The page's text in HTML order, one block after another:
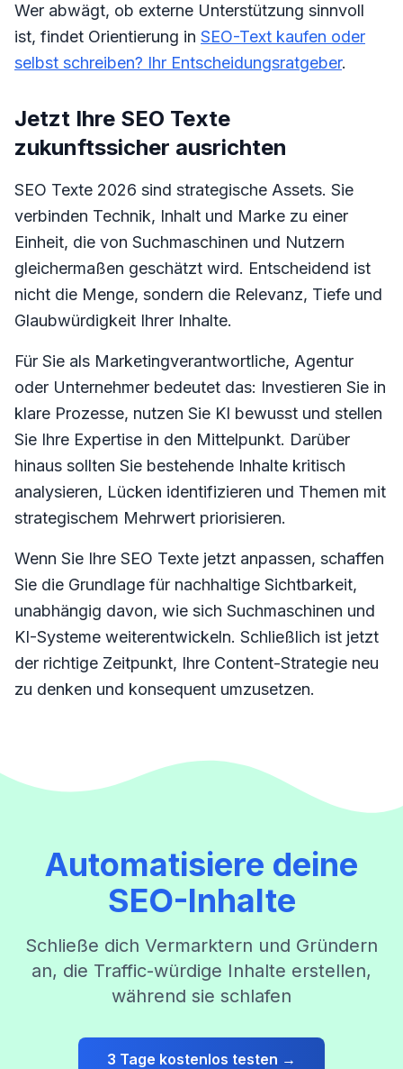
Wer abwägt, ob externe Unterstützung sinnvoll
ist, findet Orientierung in SEO-Text kaufen oder
selbst schreiben? Ihr Entscheidungsratgeber.
Jetzt Ihre SEO Texte
zukunftssicher ausrichten
SEO Texte 2026 sind strategische Assets. Sie
verbinden Technik, Inhalt und Marke zu einer
Einheit, die von Suchmaschinen und Nutzern
gleichermaßen geschätzt wird. Entscheidend ist
nicht die Menge, sondern die Relevanz, Tiefe und
Glaubwürdigkeit Ihrer Inhalte.
Für Sie als Marketingverantwortliche, Agentur
oder Unternehmer bedeutet das: Investieren Sie in
klare Prozesse, nutzen Sie KI bewusst und stellen
Sie Ihre Expertise in den Mittelpunkt. Darüber
hinaus sollten Sie bestehende Inhalte kritisch
analysieren, Lücken identifizieren und Themen mit
strategischem Mehrwert priorisieren.
Wenn Sie Ihre SEO Texte jetzt anpassen, schaffen
Sie die Grundlage für nachhaltige Sichtbarkeit,
unabhängig davon, wie sich Suchmaschinen und
KI-Systeme weiterentwickeln. Schließlich ist jetzt
der richtige Zeitpunkt, Ihre Content-Strategie neu
zu denken und konsequent umzusetzen.
Automatisiere deine
SEO-Inhalte
Schließe dich Vermarktern und Gründern
an, die Traffic-würdige Inhalte erstellen,
während sie schlafen
3 Tage kostenlos testen →